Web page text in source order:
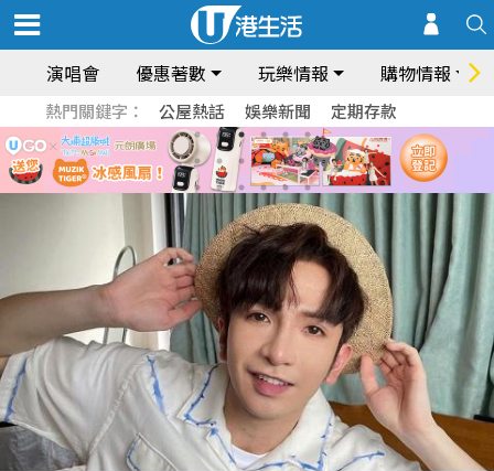
演唱會 優惠著數 玩樂情報 購物情報
熱門關鍵字： 公屋熱話 娛樂新聞 定期存款